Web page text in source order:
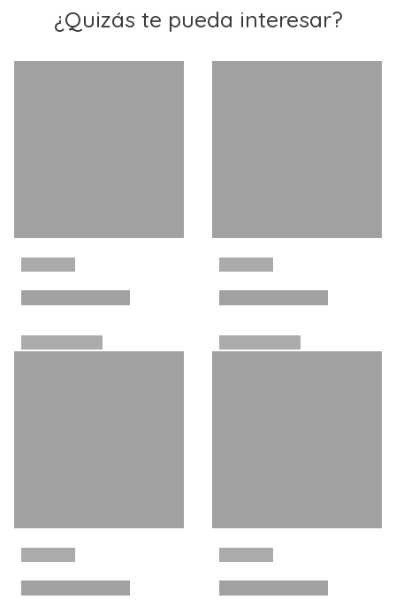
¿Quizás te pueda interesar?